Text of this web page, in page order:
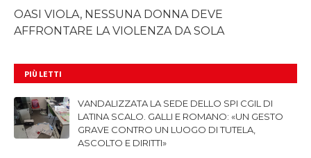
OASI VIOLA, NESSUNA DONNA DEVE
AFFRONTARE LA VIOLENZA DA SOLA
PIÙ LETTI
VANDALIZZATA LA SEDE DELLO SPI CGIL DI
LATINA SCALO. GALLI E ROMANO: «UN GESTO
GRAVE CONTRO UN LUOGO DI TUTELA,
ASCOLTO E DIRITTI»